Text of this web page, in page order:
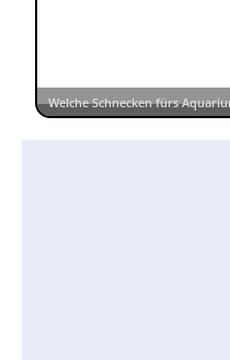
Welche Schnecken fürs